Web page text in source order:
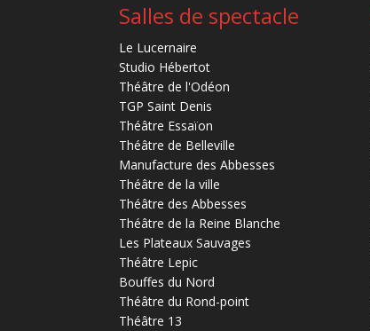
Salles de spectacle
Le Lucernaire
Studio Hébertot
Théâtre de l'Odéon
TGP Saint Denis
Théâtre Essaïon
Théâtre de Belleville
Manufacture des Abbesses
Théâtre de la ville
Théâtre des Abbesses
Théâtre de la Reine Blanche
Les Plateaux Sauvages
Théâtre Lepic
Bouffes du Nord
Théâtre du Rond-point
Théâtre 13